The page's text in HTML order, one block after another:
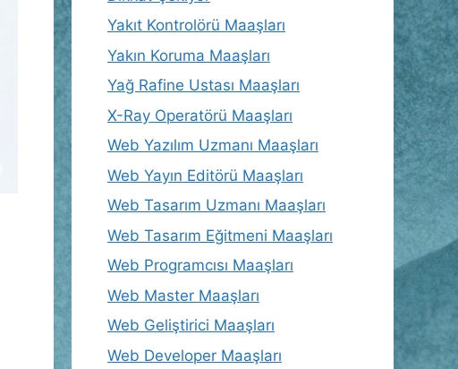
Yakıt Kontrolörü Maaşları
Yakın Koruma Maaşları
Yağ Rafine Ustası Maaşları
X-Ray Operatörü Maaşları
Web Yazılım Uzmanı Maaşları
Web Yayın Editörü Maaşları
Web Tasarım Uzmanı Maaşları
Web Tasarım Eğitmeni Maaşları
Web Programcısı Maaşları
Web Master Maaşları
Web Geliştirici Maaşları
Web Developer Maaşları